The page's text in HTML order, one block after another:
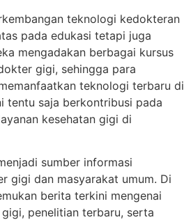
teknologi kedokteran
pada edukasi tetapi juga
mengadakan berbagai kursus
gigi, sehingga para
teknologi terbaru di
tentu saja berkontribusi pada
kesehatan gigi di
sumber informasi
gigi dan masyarakat umum. Di
berita terkini mengenai
penelitian terbaru, serta